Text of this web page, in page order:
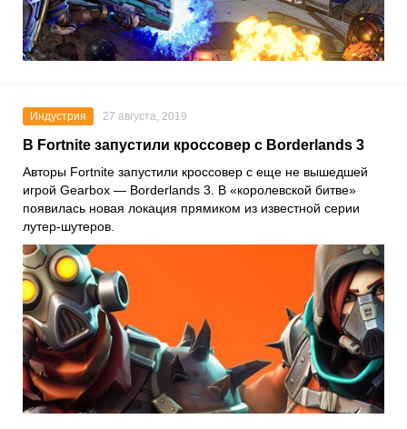
Индустрия 27 августа, 2019
В Fortnite запустили кроссовер с Borderlands 3
Авторы Fortnite запустили кроссовер с еще не вышедшей
игрой Gearbox — Borderlands 3. В «королевской битве»
появилась новая локация прямиком из известной серии
лутер-шутеров.